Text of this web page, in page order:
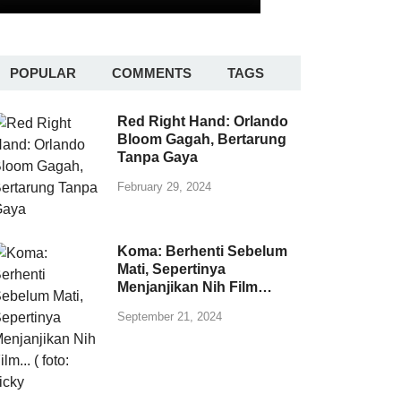
POPULAR COMMENTS TAGS
Red Right Hand: Orlando
Bloom Gagah, Bertarung
Tanpa Gaya
February 29, 2024
Koma: Berhenti Sebelum
Mati, Sepertinya
Menjanjikan Nih Film…
September 21, 2024